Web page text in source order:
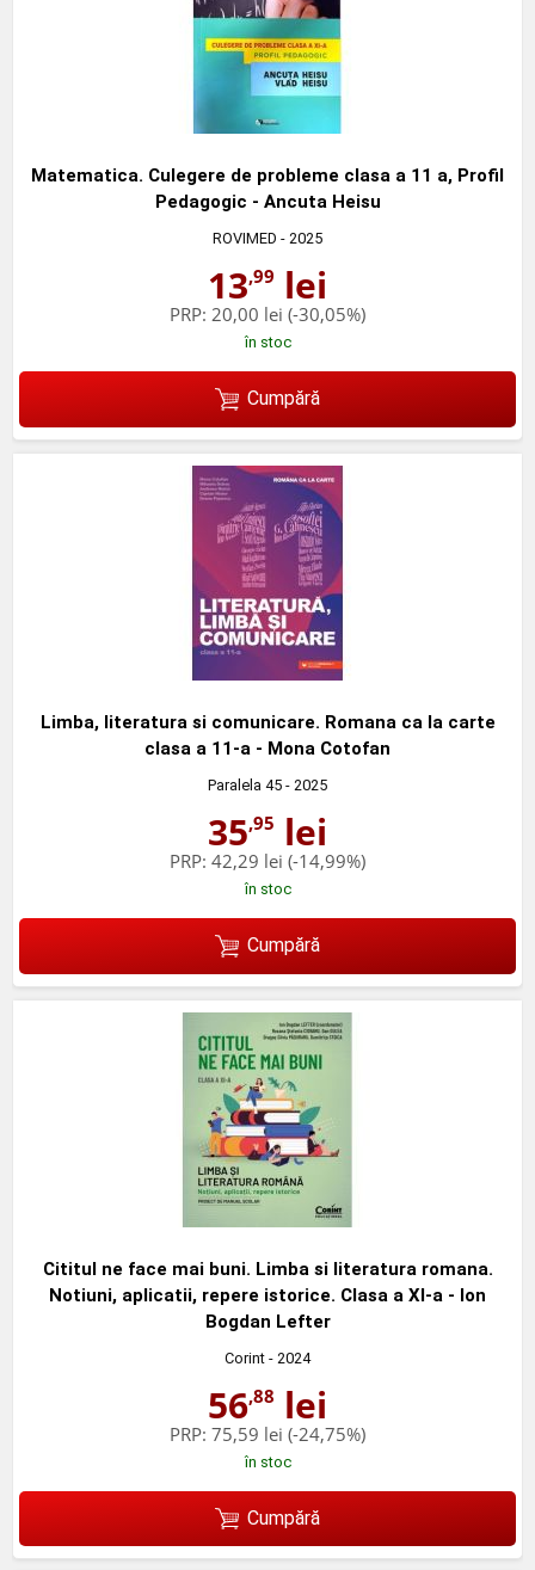
Matematica. Culegere de probleme clasa a 11 a, Profil
Pedagogic - Ancuta Heisu
ROVIMED - 2025
13,99 lei
PRP: 20,00 lei (-30,05%)
în stoc
Cumpără
Limba, literatura si comunicare. Romana ca la carte
clasa a 11-a - Mona Cotofan
Paralela 45 - 2025
35,95 lei
PRP: 42,29 lei (-14,99%)
în stoc
Cumpără
Cititul ne face mai buni. Limba si literatura romana.
Notiuni, aplicatii, repere istorice. Clasa a XI-a - Ion
Bogdan Lefter
Corint - 2024
56,88 lei
PRP: 75,59 lei (-24,75%)
în stoc
Cumpără